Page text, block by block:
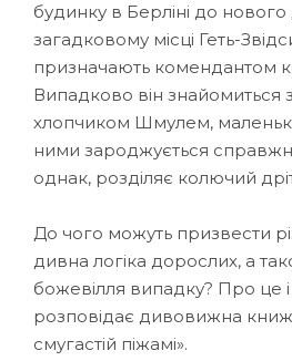
будинку в Берліні до
загадковому місці Геть-
призначають комендантом
Випадково він знайомиться
хлопчиком Шмулем,
ними зароджується
однак, розділяє колючий
До чого можуть призвести
дивна логіка дорослих, а
божевілля випадку? Про це і
розповідає дивовижна
смугастій піжамі».